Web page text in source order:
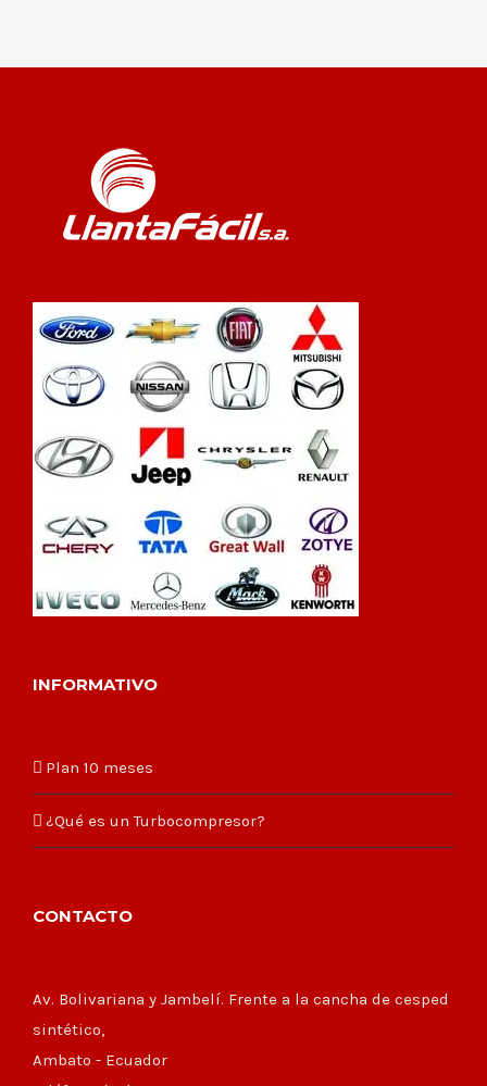
INFORMATIVO
Plan 10 meses
¿Qué es un Turbocompresor?
CONTACTO
Av. Bolivariana y Jambelí. Frente a la cancha de cesped
sintético,
Ambato - Ecuador